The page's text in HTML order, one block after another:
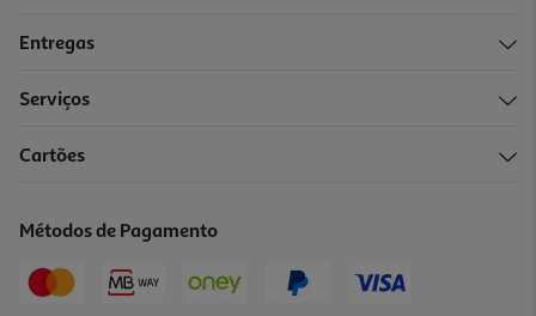
Entregas
Serviços
Cartões
Métodos de Pagamento